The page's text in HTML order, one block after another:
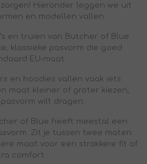
Hieronder leggen we uit
en modellen vallen:
en truien van Butcher of Blue
klassieke pasvorm die goed
EU‑maat.
en hoodies vallen vaak iets
maat kleiner of groter kiezen,
wilt dragen.
of Blue heeft meestal een
Zit je tussen twee maten
maat voor een strakkere fit of
comfort.